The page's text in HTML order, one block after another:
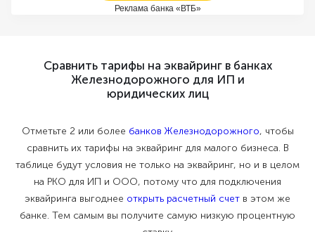
Реклама банка «ВТБ»
Сравнить тарифы на эквайринг в банках
Железнодорожного для ИП и
юридических лиц
Отметьте 2 или более банков Железнодорожного, чтобы
сравнить их тарифы на эквайринг для малого бизнеса. В
таблице будут условия не только на эквайринг, но и в целом
на РКО для ИП и ООО, потому что для подключения
эквайринга выгоднее открыть расчетный счет в этом же
банке. Тем самым вы получите самую низкую процентную